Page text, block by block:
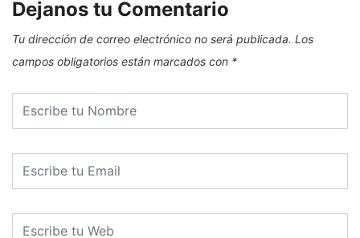
Dejanos tu Comentario
Tu dirección de correo electrónico no será publicada. Los
campos obligatorios están marcados con *